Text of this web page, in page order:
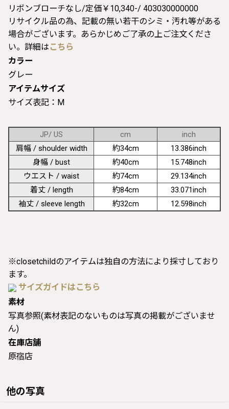
リボンブローチなし/定価￥10,340-/ 403030000000
リサイクル品の為、記載の無い若干のシミ・汚れ等がある
場合がございます。あらかじめご了承の上ご注文くださ
い。詳細は こちら
カラー
グレー
アイテムサイズ
サイズ表記：M
JP/ US cm
inch
肩幅 / shoulder width
約34cm
13.386inch
身幅 / bust
約40cm
15.748inch
ウエスト / waist
約74cm
29.134inch
着丈 / length
約84cm
33.071inch
袖丈 / sleeve length
約32cm 12.598inch
※closetchildのアイテムは独自の方法により採寸しており
ます。
サイズガイドはこちら
素材
写真参照(素材表記のないものは写真の掲載がございませ
ん)
在庫店舗
原宿店
他の写真